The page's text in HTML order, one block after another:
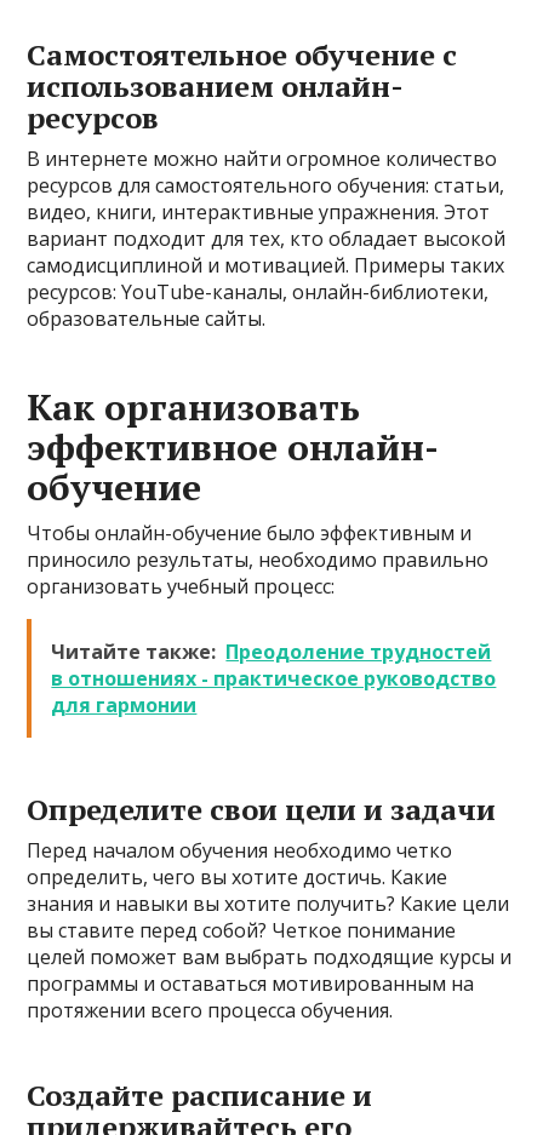
Самостоятельное обучение с
использованием онлайн-
ресурсов
В интернете можно найти огромное количество
ресурсов для самостоятельного обучения: статьи,
видео, книги, интерактивные упражнения. Этот
вариант подходит для тех, кто обладает высокой
самодисциплиной и мотивацией. Примеры таких
ресурсов: YouTube-каналы, онлайн-библиотеки,
образовательные сайты.
Как организовать
эффективное онлайн-
обучение
Чтобы онлайн-обучение было эффективным и
приносило результаты, необходимо правильно
организовать учебный процесс:
Читайте также: Преодоление трудностей
в отношениях - практическое руководство
для гармонии
Определите свои цели и задачи
Перед началом обучения необходимо четко
определить, чего вы хотите достичь. Какие
знания и навыки вы хотите получить? Какие цели
вы ставите перед собой? Четкое понимание
целей поможет вам выбрать подходящие курсы и
программы и оставаться мотивированным на
протяжении всего процесса обучения.
Создайте расписание и
придерживайтесь его